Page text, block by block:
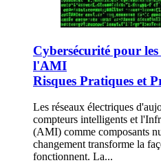
Cybersécurité pour
l'AMI
Risques Pratiques et
Les réseaux électriques
compteurs intelligents et
(AMI) comme composants
changement transforme la
fonctionnent. La...